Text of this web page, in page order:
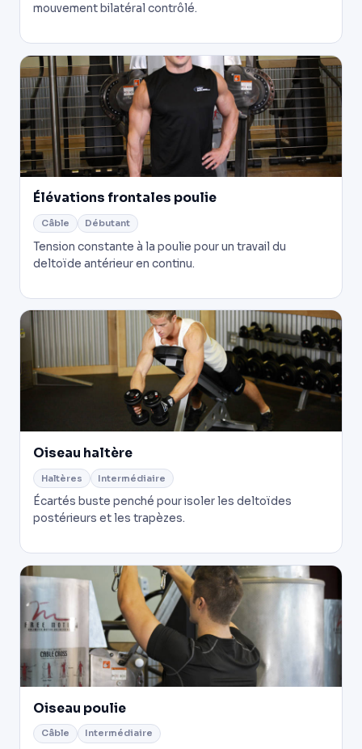
mouvement bilatéral contrôlé.
Élévations frontales poulie
Câble Débutant
Tension constante à la poulie pour un travail du
deltoïde antérieur en continu.
Oiseau haltère
Haltères Intermédiaire
Écartés buste penché pour isoler les deltoïdes
postérieurs et les trapèzes.
Oiseau poulie
Câble Intermédiaire